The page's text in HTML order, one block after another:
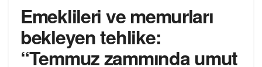
Emeklileri ve memurları
bekleyen tehlike:
“Temmuz zammında umut